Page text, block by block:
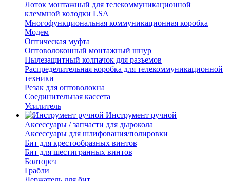
Лоток монтажный для телекоммуникационной
клеммной колодки LSA
Многофункциональная коммуникационная коробка
Модем
Оптическая муфта
Оптоволоконный монтажный шнур
Пылезащитный колпачок для разъемов
Распределительная коробка для телекоммуникационной
техники
Резак для оптоволокна
Соединительная кассета
Усилитель
Инструмент ручной
Аксессуары / запчасти для дырокола
Аксессуары для шлифования/полировки
Бит для крестообразных винтов
Бит для шестигранных винтов
Болторез
Грабли